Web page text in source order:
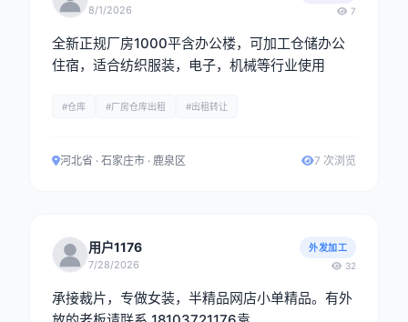
8/1/2026 7
全新正规厂房1000平含办公楼，可加工仓储办公
住宿，适合纺织服装，电子，机械等行业使用
#仓库 #厂房仓库出租 #出租转让
河北省 · 石家庄市 · 鹿泉区 7 次浏览
用户1176
7/28/2026
外发加工
32
承接裁片，专做女装，半精品网店小单精品。有外